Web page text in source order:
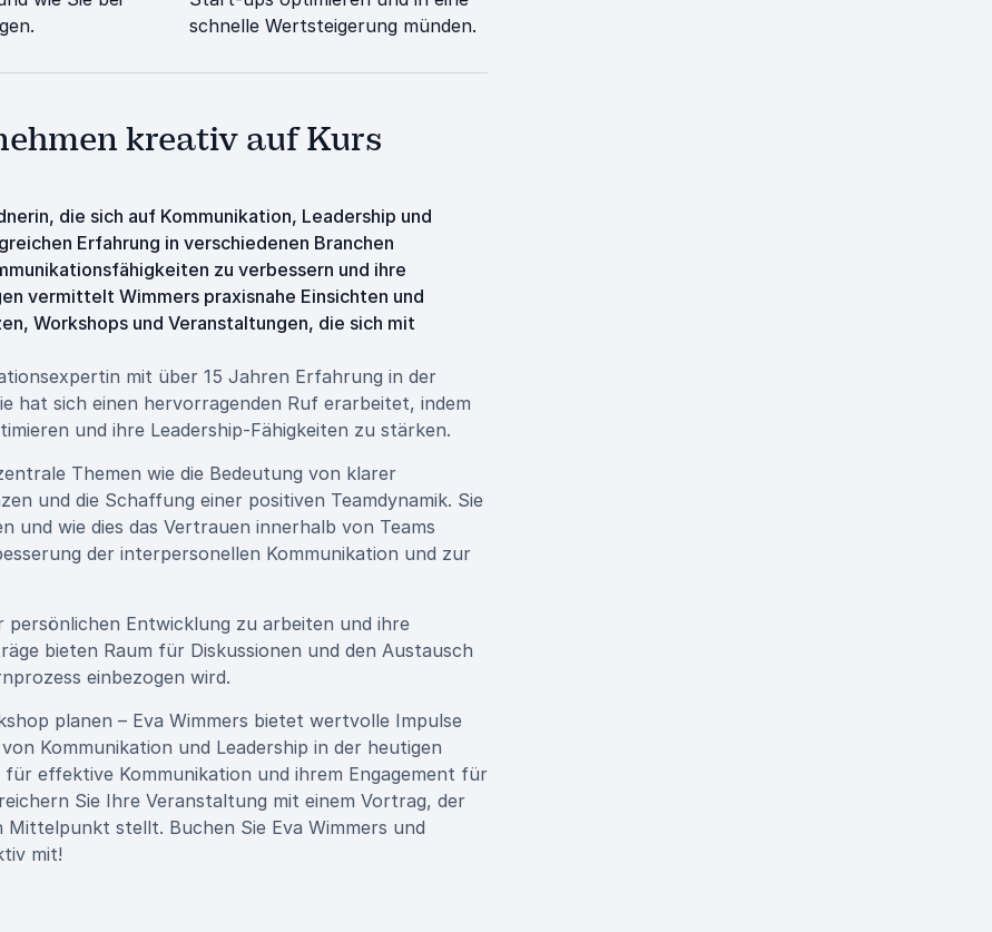
schnelle Wertsteigerung münden.
kreativ auf Kurs
die sich auf Kommunikation, Leadership und
Erfahrung in verschiedenen Branchen
zu verbessern und ihre
vermittelt Wimmers praxisnahe Einsichten und
Workshops und Veranstaltungen, die sich mit
mit über 15 Jahren Erfahrung in der
hat sich einen hervorragenden Ruf erarbeitet, indem
und ihre Leadership-Fähigkeiten zu stärken.
Themen wie die Bedeutung von klarer
und die Schaffung einer positiven Teamdynamik. Sie
und wie dies das Vertrauen innerhalb von Teams
der interpersonellen Kommunikation und zur
persönlichen Entwicklung zu arbeiten und ihre
bieten Raum für Diskussionen und den Austausch
einbezogen wird.
planen – Eva Wimmers bietet wertvolle Impulse
Kommunikation und Leadership in der heutigen
effektive Kommunikation und ihrem Engagement für
Sie Ihre Veranstaltung mit einem Vortrag, der
stellt. Buchen Sie Eva Wimmers und
mit!